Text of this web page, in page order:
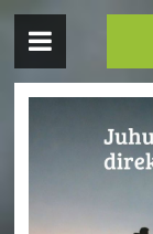
einblenden